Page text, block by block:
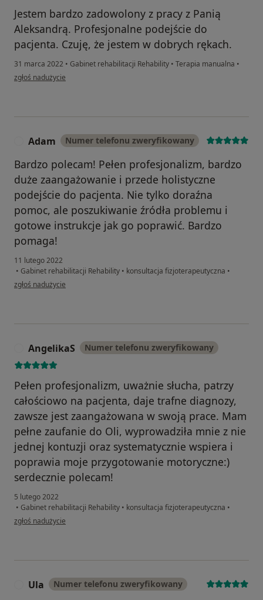
Jestem bardzo zadowolony z pracy z Panią
Aleksandrą. Profesjonalne podejście do
pacjenta. Czuję, że jestem w dobrych rękach.
31 marca 2022 • Gabinet rehabilitacji Rehability • Terapia manualna •
w opinii użytkownika A.P.
zgłoś nadużycie
Adam Numer telefonu zweryfikowany
Bardzo polecam! Pełen profesjonalizm, bardzo
duże zaangażowanie i przede holistyczne
podejście do pacjenta. Nie tylko doraźna
pomoc, ale poszukiwanie źródła problemu i
gotowe instrukcje jak go poprawić. Bardzo
pomaga!
11 lutego 2022
• Gabinet rehabilitacji Rehability • konsultacja fizjoterapeutyczna •
w opinii użytkownika Adam
zgłoś nadużycie
AngelikaS Numer telefonu zweryfikowany
Pełen profesjonalizm, uważnie słucha, patrzy
całościowo na pacjenta, daje trafne diagnozy,
zawsze jest zaangażowana w swoją prace. Mam
pełne zaufanie do Oli, wyprowadziła mnie z nie
jednej kontuzji oraz systematycznie wspiera i
poprawia moje przygotowanie motoryczne:)
serdecznie polecam!
5 lutego 2022
• Gabinet rehabilitacji Rehability • konsultacja fizjoterapeutyczna •
w opinii użytkownika AngelikaS
zgłoś nadużycie
Ula Numer telefonu zweryfikowany